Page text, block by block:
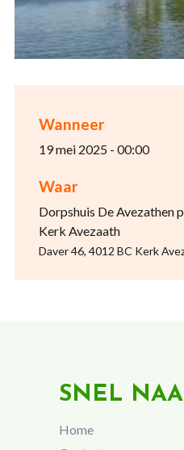
Wanneer
19 mei 2025 - 00:00
Waar
Dorpshuis De Avezathen
Kerk Avezaath
Daver 46, 4012 BC Kerk
SNEL
Home